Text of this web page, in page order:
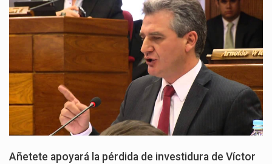
Añetete apoyará la pérdida de investidura de Víctor